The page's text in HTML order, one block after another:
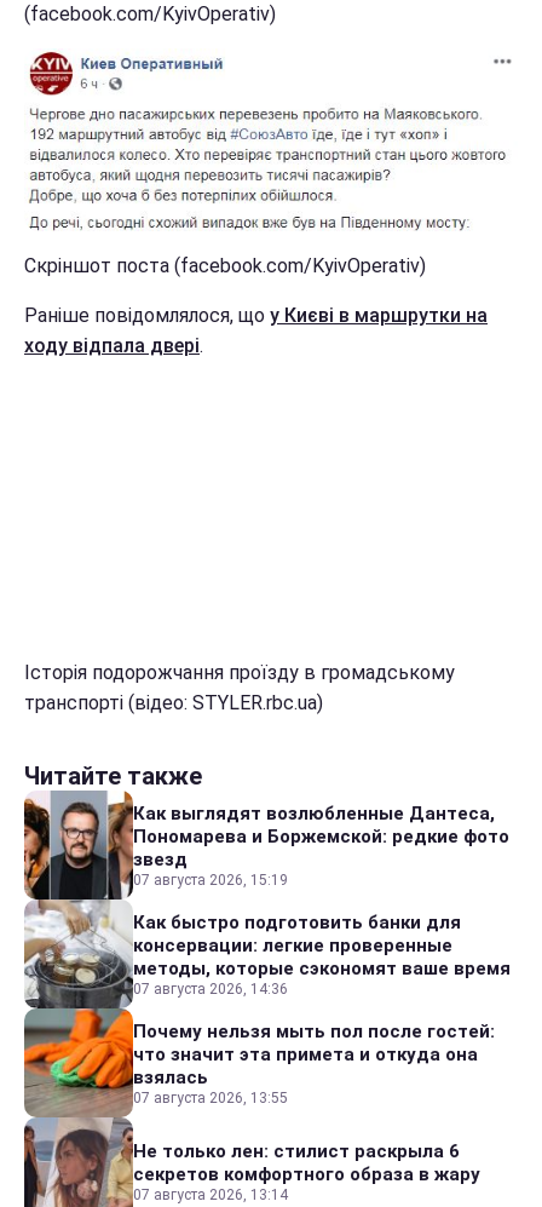
(facebook.com/KyivOperativ)
Скріншот поста (facebook.com/KyivOperativ)
Раніше повідомлялося, що у Києві в маршрутки на
ходу відпала двері.
Історія подорожчання проїзду в громадському
транспорті (відео: STYLER.rbc.ua)
Читайте также
Как выглядят возлюбленные Дантеса,
Пономарева и Боржемской: редкие фото
звезд
07 августа 2026, 15:19
Как быстро подготовить банки для
консервации: легкие проверенные
методы, которые сэкономят ваше время
07 августа 2026, 14:36
Почему нельзя мыть пол после гостей:
что значит эта примета и откуда она
взялась
07 августа 2026, 13:55
Не только лен: стилист раскрыла 6
секретов комфортного образа в жару
07 августа 2026, 13:14